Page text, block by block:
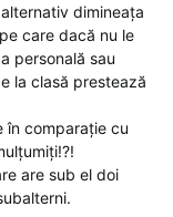
dimineața
care dacă nu le
personală sau
la clasă prestează
în comparație cu
are sub el doi